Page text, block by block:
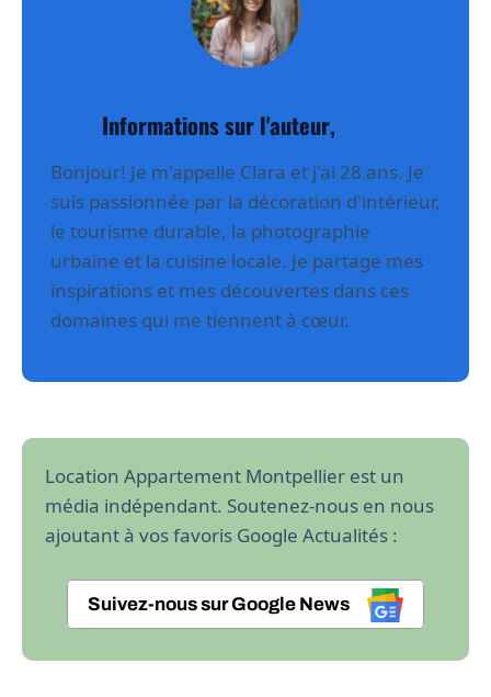
Informations sur l'auteur,
Bonjour! Je m'appelle Clara et j'ai 28 ans. Je
suis passionnée par la décoration d'intérieur,
le tourisme durable, la photographie
urbaine et la cuisine locale. Je partage mes
inspirations et mes découvertes dans ces
domaines qui me tiennent à cœur.
Location Appartement Montpellier est un
média indépendant. Soutenez-nous en nous
ajoutant à vos favoris Google Actualités :
Suivez-nous sur Google News